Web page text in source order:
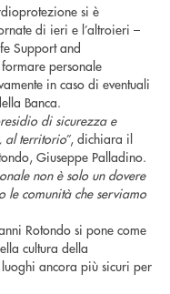
si è
di ieri e l’altroieri –
Support and
personale
in caso di eventuali
Banca.
di sicurezza e
al territorio”, dichiara il
Giuseppe Palladino.
non è solo un dovere
le comunità che serviamo
Rotondo si pone come
cultura della
ancora più sicuri per